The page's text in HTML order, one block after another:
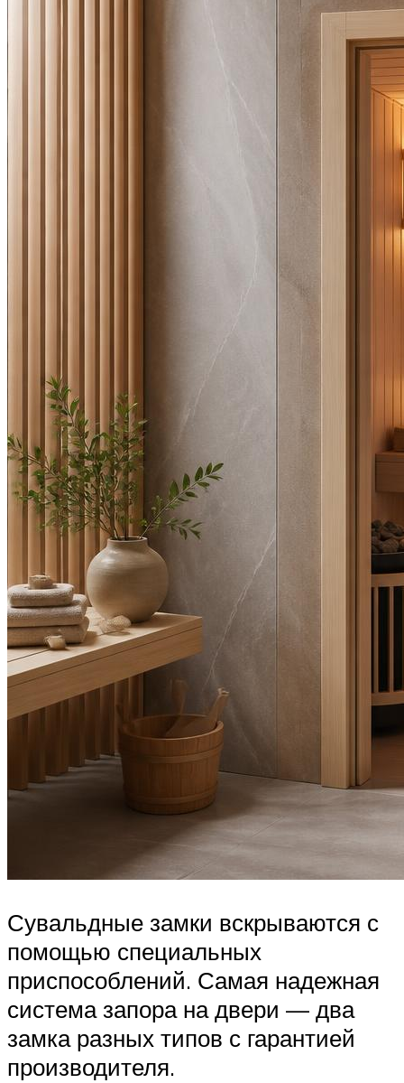
Сувальдные замки вскрываются с
помощью специальных
приспособлений. Самая надежная
система запора на двери — два
замка разных типов с гарантией
производителя.